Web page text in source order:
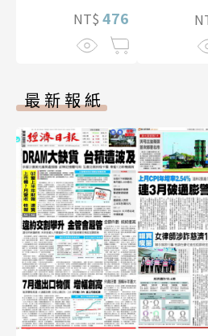
NT$ 476
最新報紙